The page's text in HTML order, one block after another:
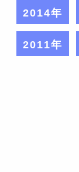
2014年
2011年